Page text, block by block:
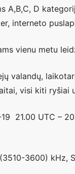
A,B,C, D
interneto
vienu metu
valandų,
visi kiti ryšiai
21.00 UTC –
3600) kHz,